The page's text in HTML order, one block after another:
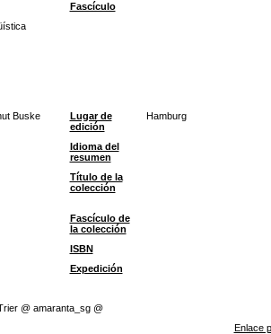
Fascículo
Buske
Lugar de
edición
Hamburg
Idioma del
resumen
Título de la
colección
Fascículo de
la colección
ISBN
Expedición
@ amaranta_sg @
Enlace